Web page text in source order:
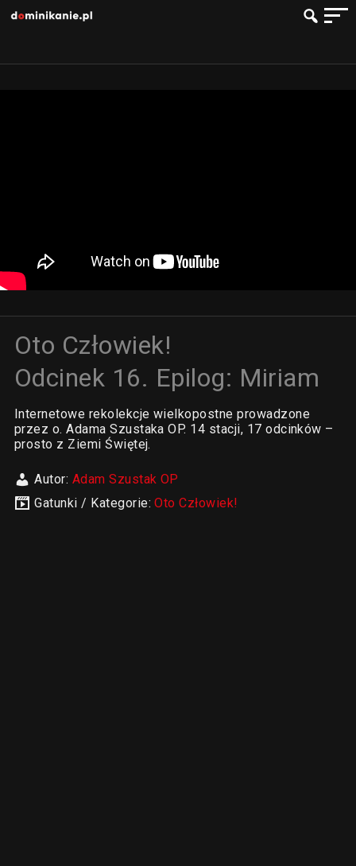
Oto Człowiek!
Odcinek 16. Epilog: Miriam
Internetowe rekolekcje wielkopostne prowadzone
przez o. Adama Szustaka OP. 14 stacji, 17 odcinków –
prosto z Ziemi Świętej.
Autor: Adam Szustak OP
Gatunki / Kategorie:Oto Człowiek!